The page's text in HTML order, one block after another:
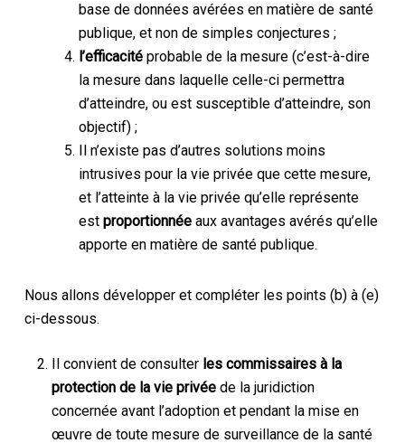
base de données avérées en matière de santé
publique, et non de simples conjectures ;
l’efficacitéprobable de la mesure (c’est-à-dire
la mesure dans laquelle celle-ci permettra
d’atteindre, ou est susceptible d’atteindre, son
objectif) ;
Il n’existe pas d’autres solutions moins
intrusives pour la vie privée que cette mesure,
et l’atteinte à la vie privée qu’elle représente
est proportionnéeaux avantages avérés qu’elle
apporte en matière de santé publique.
Nous allons développer et compléter les points (b) à (e)
ci-dessous.
Il convient de consulter les commissaires à la
protection de la vie privéede la juridiction
concernée avant l’adoption et pendant la mise en
œuvre de toute mesure de surveillance de la santé